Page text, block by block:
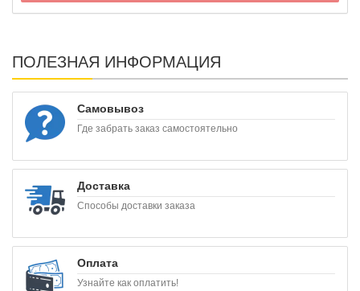
ПОЛЕЗНАЯ ИНФОРМАЦИЯ
Самовывоз
Где забрать заказ самостоятельно
Доставка
Способы доставки заказа
Оплата
Узнайте как оплатить!